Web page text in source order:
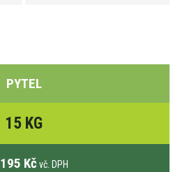
PYTEL
15 KG
195 Kč vč. DPH